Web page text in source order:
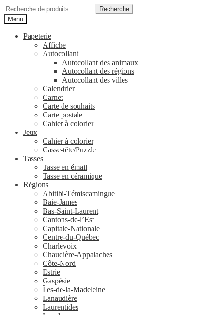
Aller
à
la
navigation
Aller
au
contenu
Recherche
pour :
Recherche
Menu
Papeterie
Affiche
Autocollant
Autocollant des animaux
Autocollant des régions
Autocollant des villes
Calendrier
Carnet
Carte de souhaits
Carte postale
Cahier à colorier
Jeux
Cahier à colorier
Casse-tête/Puzzle
Tasses
Tasse en émail
Tasse en céramique
Régions
Abitibi-Témiscamingue
Baie-James
Bas-Saint-Laurent
Cantons-de-l’Est
Capitale-Nationale
Centre-du-Québec
Charlevoix
Chaudière-Appalaches
Côte-Nord
Estrie
Gaspésie
Îles-de-la-Madeleine
Lanaudière
Laurentides